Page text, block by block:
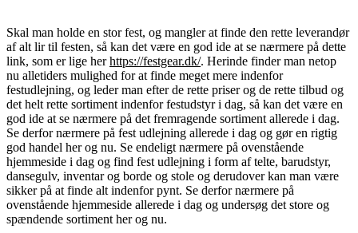
Skal man holde en stor fest, og mangler at finde den rette leverandør
af alt lir til festen, så kan det være en god ide at se nærmere på dette
link, som er lige herhttps://festgear.dk/. Herinde finder man netop
nu alletiders mulighed for at finde meget mere indenfor
festudlejning, og leder man efter de rette priser og de rette tilbud og
det helt rette sortiment indenfor festudstyr i dag, så kan det være en
god ide at se nærmere på det fremragende sortiment allerede i dag.
Se derfor nærmere på fest udlejning allerede i dag og gør en rigtig
god handel her og nu. Se endeligt nærmere på ovenstående
hjemmeside i dag og find fest udlejning i form af telte, barudstyr,
dansegulv, inventar og borde og stole og derudover kan man være
sikker på at finde alt indenfor pynt. Se derfor nærmere på
ovenstående hjemmeside allerede i dag og undersøg det store og
spændende sortiment her og nu.